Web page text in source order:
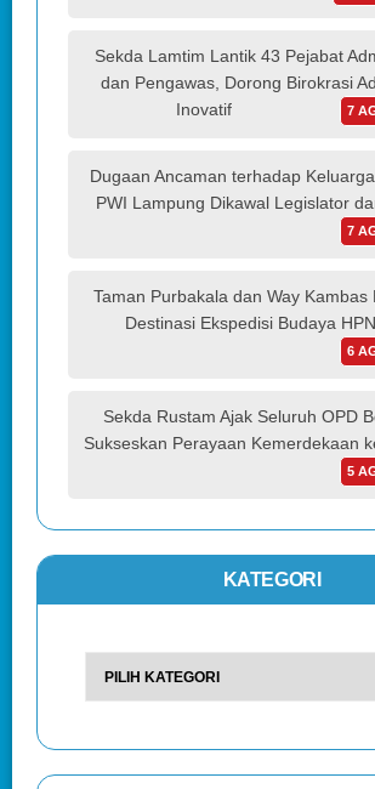
Sekda Lamtim Lantik 43 Pejabat
dan Pengawas, Dorong Birokrasi
Inovatif
7
Dugaan Ancaman terhadap
PWI Lampung Dikawal Legislator
7
Taman Purbakala dan Way Kambas
Destinasi Ekspedisi Budaya
6
Sekda Rustam Ajak Seluruh OPD
Sukseskan Perayaan Kemerdekaan
5
KATEGORI